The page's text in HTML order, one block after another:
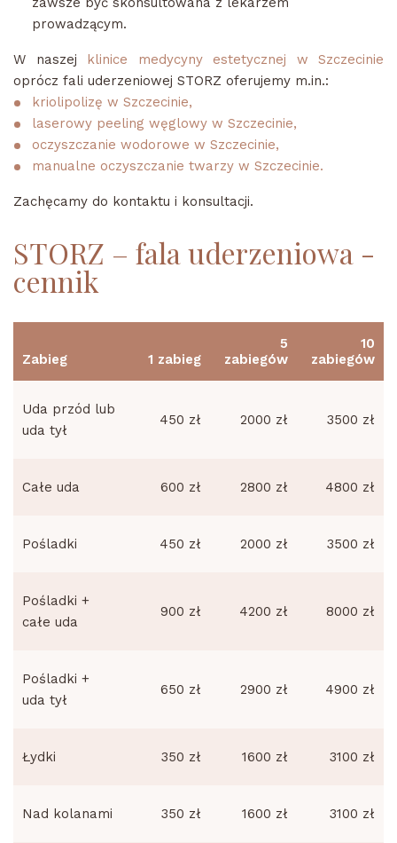
prowadzącym.
W naszej klinice medycyny estetycznej w Szczecinie
oprócz fali uderzeniowej STORZ oferujemy m.in.:
kriolipolizę w Szczecinie,
laserowy peeling węglowy w Szczecinie,
oczyszczanie wodorowe w Szczecinie,
manualne oczyszczanie twarzy w Szczecinie.
Zachęcamy do kontaktu i konsultacji.
STORZ – fala uderzeniowa -
cennik
Zabieg 1 zabieg
5
zabiegów
10
zabiegów
Uda przód lub
uda tył
450 zł 2000 zł 3500 zł
Całe uda 600 zł 2800 zł 4800 zł
Pośladki 450 zł 2000 zł 3500 zł
Pośladki +
całe uda
900 zł 4200 zł 8000 zł
Pośladki +
uda tył
650 zł 2900 zł 4900 zł
Łydki 350 zł 1600 zł 3100 zł
Nad kolanami 350 zł 1600 zł 3100 zł